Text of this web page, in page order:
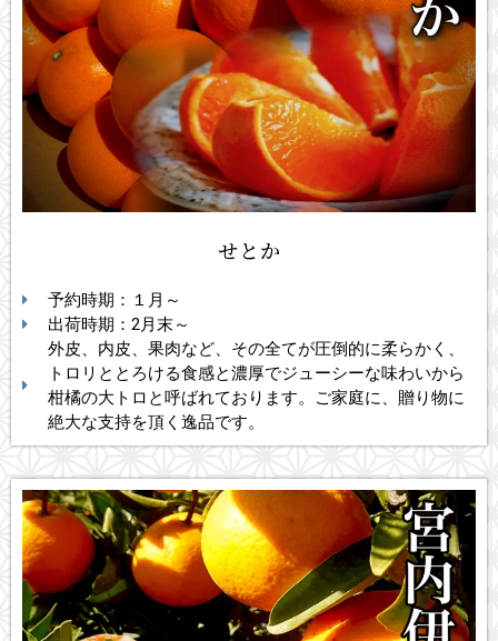
せとか
予約時期：１月～
出荷時期：2月末～
外皮、内皮、果肉など、その全てが圧倒的に柔らかく、
トロリととろける食感と濃厚でジューシーな味わいから
柑橘の大トロと呼ばれております。ご家庭に、贈り物に
絶大な支持を頂く逸品です。